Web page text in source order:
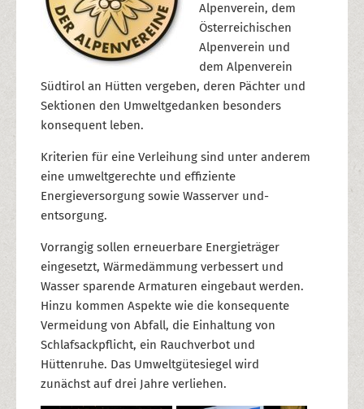
Alpenverein, dem
Österreichischen
Alpenverein und
dem Alpenverein
Südtirol an Hütten vergeben, deren Pächter und
Sektionen den Umweltgedanken besonders
konsequent leben.
Kriterien für eine Verleihung sind unter anderem
eine umweltgerechte und effiziente
Energieversorgung sowie Wasserver und-
entsorgung.
Vorrangig sollen erneuerbare Energieträger
eingesetzt, Wärmedämmung verbessert und
Wasser sparende Armaturen eingebaut werden.
Hinzu kommen Aspekte wie die konsequente
Vermeidung von Abfall, die Einhaltung von
Schlafsackpflicht, ein Rauchverbot und
Hüttenruhe. Das Umweltgütesiegel wird
zunächst auf drei Jahre verliehen.